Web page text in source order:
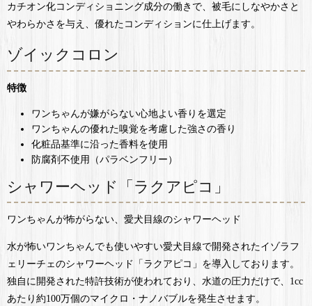
カチオン化コンディショニング成分の働きで、被毛にしなやかさと
やわらかさを与え、優れたコンディションに仕上げます。
ゾイックコロン
特徴
ワンちゃんが嫌がらない心地よい香りを選定
ワンちゃんの優れた嗅覚を考慮した強さの香り
化粧品基準に沿った香料を使用
防腐剤不使用（パラベンフリー）
シャワーヘッド「ラクアピコ」
ワンちゃんが怖がらない、愛犬目線のシャワーヘッド
水が怖いワンちゃんでも使いやすい愛犬目線で開発されたイゾラフ
ェリーチェのシャワーヘッド「ラクアピコ」を導入しております。
独自に開発された特許技術が使われており、水道の圧力だけで、1cc
あたり約100万個のマイクロ・ナノバブルを発生させます。